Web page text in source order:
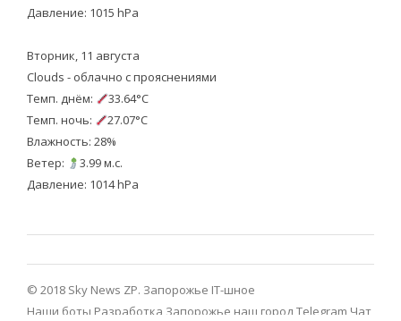
Давление: 1015 hPa
Вторник, 11 августа
Clouds - облачно с прояснениями
Темп. днём:
33.64°C
Темп. ночь:
27.07°C
Влажность: 28%
Ветер:
3.99 м.с.
Давление: 1014 hPa
© 2018 Sky News ZP. Запорожье IT-шное
Наши боты Разработка Запорожье наш город Telegram Чат